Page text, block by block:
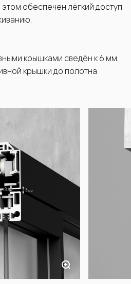
обеспечен лёгкий доступ
крышками сведён к 6 мм.
крышки до полотна